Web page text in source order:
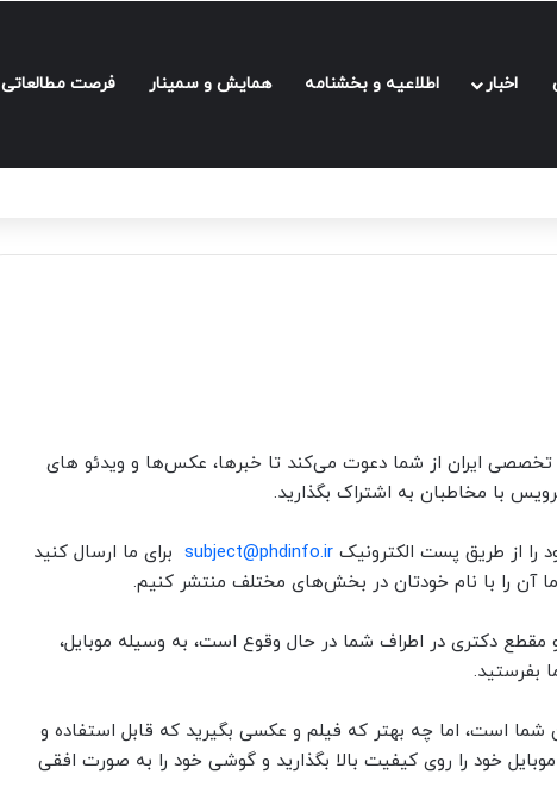
اخبار اطلاعیه و بخشنامه‌ همایش و سمینار فرصت مطالعاتی
تخصصی ایران از شما دعوت می‌کند تا خبرها، عکس‌ها و ویدئو های
با مخاطبان به اشتراک بگذارید.
را از طریق پست الکترونیک subject@phdinfo.ir برای ما ارسال کنید
آن را با نام خودتان در بخش‌های مختلف منتشر کنیم.
مقطع دکتری در اطراف شما در حال وقوع است، به وسیله موبایل،
بفرستید.
است، اما چه بهتر که فیلم و عکسی بگیرید که قابل استفاده و
خود را روی کیفیت بالا بگذارید و گوشی خود را به صورت افقی